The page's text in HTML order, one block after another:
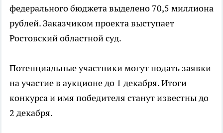
федерального бюджета выделено 70,5 миллиона
рублей. Заказчиком проекта выступает
Ростовский областной суд.
Потенциальные участники могут подать заявки
на участие в аукционе до 1 декабря. Итоги
конкурса и имя победителя станут известны до
2 декабря.